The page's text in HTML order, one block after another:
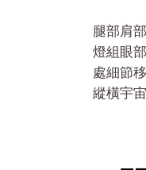
腿部肩
燈組眼
處細節
縱橫宇